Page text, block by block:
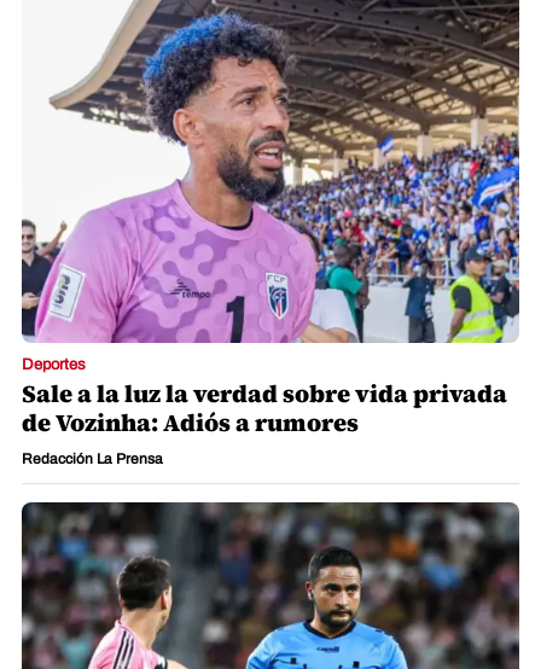
Deportes
Sale a la luz la verdad sobre vida privada
de Vozinha: Adiós a rumores
Redacción La Prensa